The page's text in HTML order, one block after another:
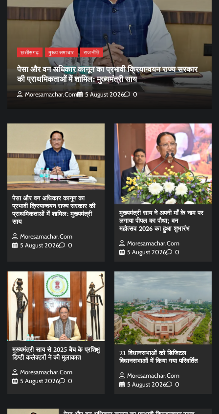
छत्तीसगढ़ मुख्य समाचार राजनीति
पेसा और वन अधिकार कानून का प्रभावी क्रियान्वयन राज्य सरकार
की प्राथमिकताओं में शामिल: मुख्यमंत्री साय
Moresamachar.com 5 August 2026 0
पेसा और वन अधिकार कानून का
प्रभावी क्रियान्वयन राज्य सरकार की
प्राथमिकताओं में शामिल: मुख्यमंत्री
साय
Moresamachar.com
5 August 2026
0
मुख्यमंत्री साय ने अपनी माँ के नाम पर
लगाया पीपल का पौधा; वन
महोत्सव-2026 का हुआ शुभारंभ
Moresamachar.com
5 August 2026
0
मुख्यमंत्री साय से 2025 बैच के प्रशिक्षु
डिप्टी कलेक्टरों ने की मुलाकात
Moresamachar.com
5 August 2026
0
21 विधानसभाओं को डिजिटल
विधानसभाओं में किया गया परिवर्तित
Moresamachar.com
5 August 2026
0